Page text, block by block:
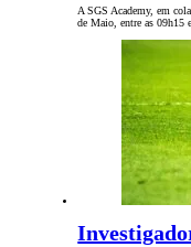
A SGS Academy, em
de Maio, entre as 09h15